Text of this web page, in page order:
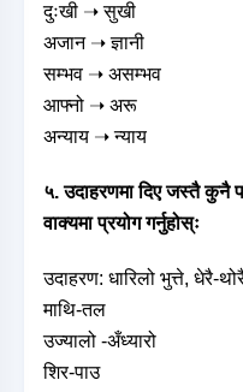
दुःखी ➝ सुखी
अजान ➝ ज्ञानी
सम्भव ➝ असम्भव
आफ्नो ➝ अरू
अन्याय ➝ न्याय
५. उदाहरणमा दिए जस्तै कुनै
वाक्यमा प्रयोग गर्नुहोस्ः
उदाहरण: धारिलो भुत्ते, धेरै-
माथि-तल
उज्यालो -अँध्यारो
शिर-पाउ